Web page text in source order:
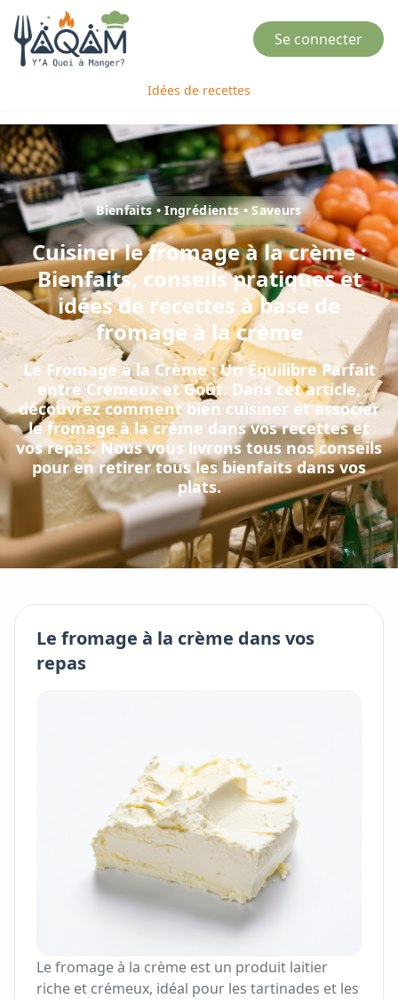
Se connecter
Idées de recettes
Bienfaits • Ingrédients • Saveurs
Cuisinerlefromage à la crème:
Bienfaits, conseils pratiques et
idées de recettes à base de
fromage à la crème
Le Fromage à la Crème : Un Équilibre Parfait
entre Crémeux et Goût. Dans cet article,
découvrez comment bien cuisiner et associer
lefromage à la crème dans vos recettes et
vos repas. Nous vous livrons tous nos conseils
pour en retirer tous les bienfaits dans vos
plats.
Le fromage à la crème dans vos
repas
Le fromage à la crème est un produit laitier
riche et crémeux, idéal pour les tartinades et les